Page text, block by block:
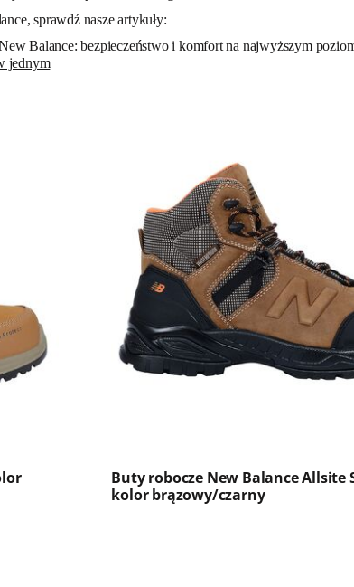
sprawdź nasze artykuły:
Balance: bezpieczeństwo i komfort na najwyższym
jednym
Buty robocze New Balance Allsite
kolor brązowy/czarny